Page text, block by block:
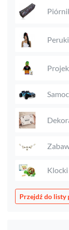
Przejdź do listy